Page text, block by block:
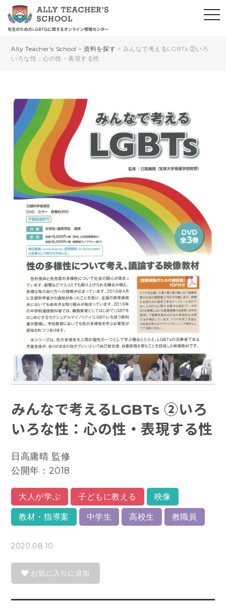
Ally Teacher's School > 資料を探す > みんなで考えるLGBTs ②いろ
いろな性：心の性・表現する性
みんなで考えるLGBTs ②いろ
いろな性：心の性・表現する性
日高庸晴 監修
公開年：2018
大人が学ぶ 子どもに教える 映像
教材・指導案 中学生 高校生 教職員
2020.08.10
お気に入りに追加